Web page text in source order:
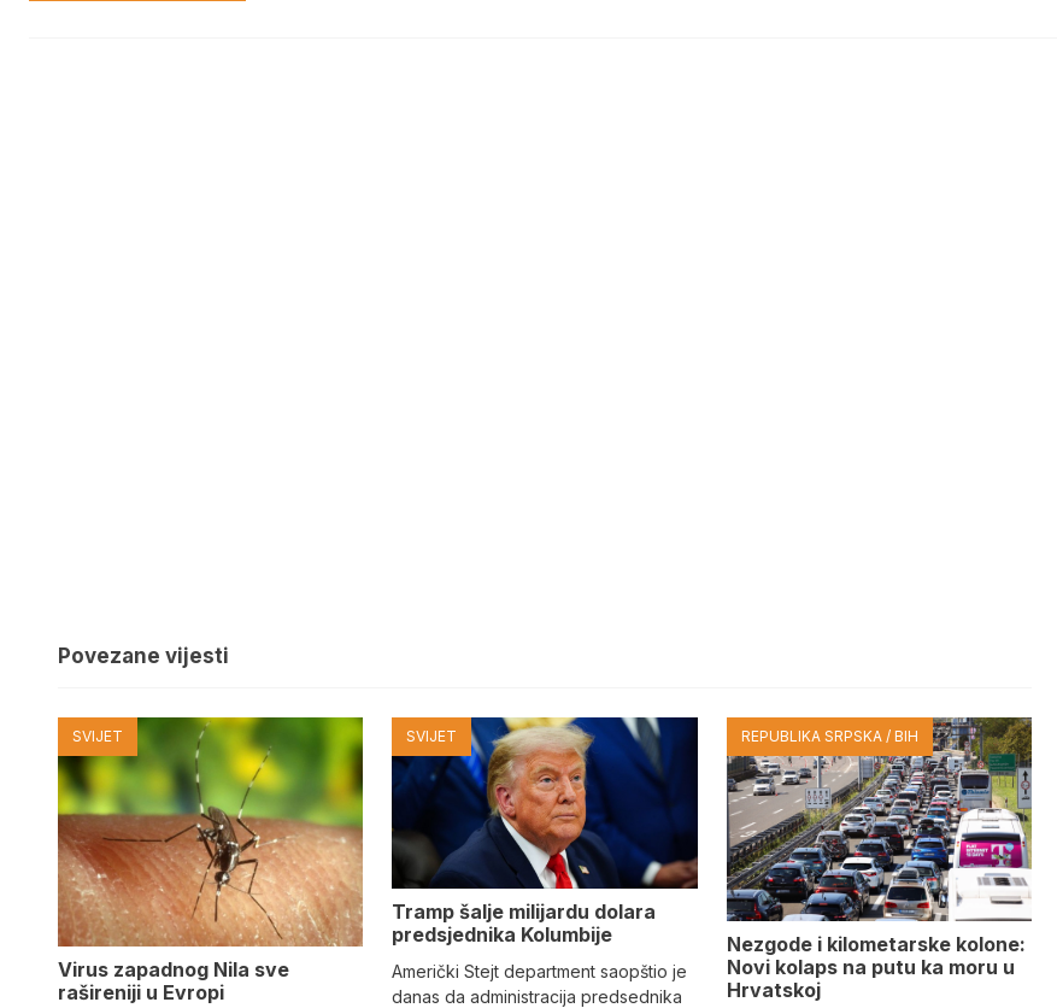
Povezane vijesti
SVIJET
Virus zapadnog Nila sve
rašireniji u Evropi
SVIJET
Tramp šalje milijardu dolara
predsjednika Kolumbije
Američki Stejt department saopštio je
danas da administracija predsednika
REPUBLIKA SRPSKA / BIH
Nezgode i kilometarske kolone:
Novi kolaps na putu ka moru u
Hrvatskoj